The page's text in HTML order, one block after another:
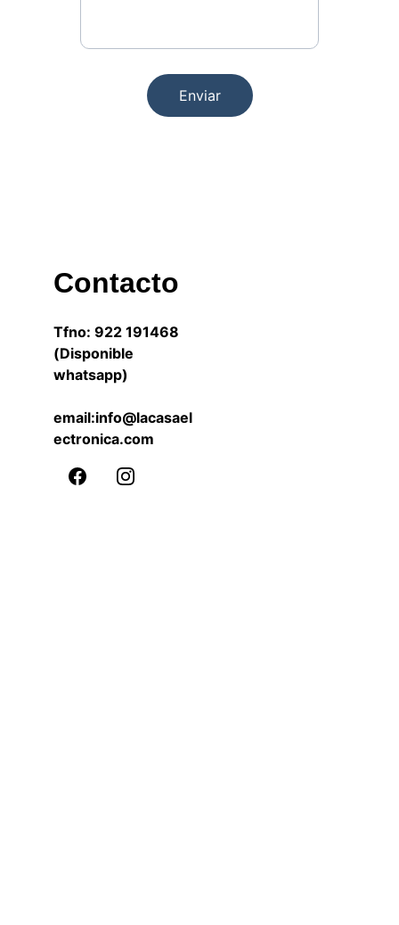
Enviar
Contacto
Tfno: 922 191468
(Disponible
whatsapp)
email:info@lacasael
ectronica.com